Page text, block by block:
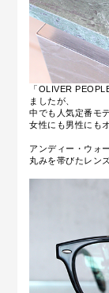
「OLIVER
ましたが、
中でも人気定番モ
女性にも男性にも
アンディー・ウォ
丸みを帯びたレン